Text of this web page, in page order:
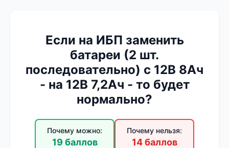
Если на ИБП заменить
батареи (2 шт.
последовательно) с 12В 8Ач
- на 12В 7,2Ач - то будет
нормально?
Почему можно:
19 баллов
Почему нельзя:
14 баллов